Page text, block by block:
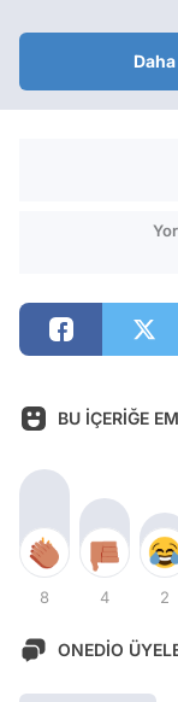
BU İÇERİĞE
8 4 2
ONEDİO